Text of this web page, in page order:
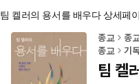
홈
로
이
동
팀 켈러의 용서를 배우다 상세페
종교
종
종교
기
팀 켈